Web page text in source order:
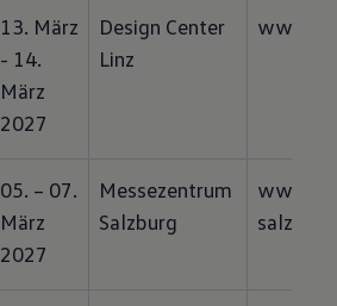
13. März
- 14.
März
2027
Design Center
Linz
05. – 07.
März
2027
Messezentrum
Salzburg